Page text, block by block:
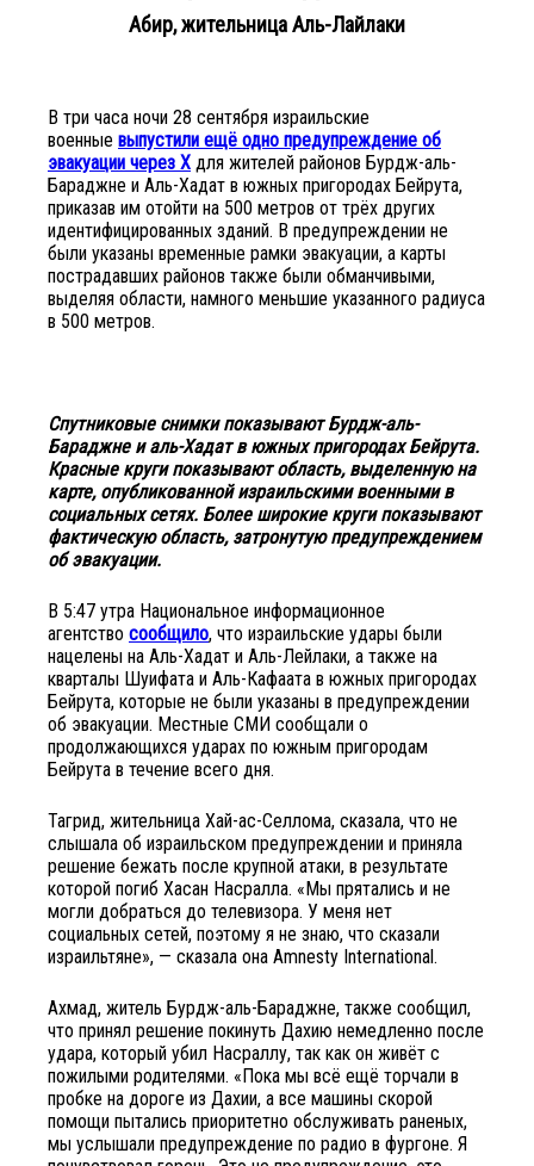
Абир, жительница Аль-Лайлаки
В три часа ночи 28 сентября израильские
военные выпустили ещё одно предупреждение об
эвакуации через X для жителей районов Бурдж-аль-
Бараджне и Аль-Хадат в южных пригородах Бейрута,
приказав им отойти на 500 метров от трёх других
идентифицированных зданий. В предупреждении не
были указаны временные рамки эвакуации, а карты
пострадавших районов также были обманчивыми,
выделяя области, намного меньшие указанного радиуса
в 500 метров.
Спутниковые снимки показывают Бурдж-аль-
Бараджне и аль-Хадат в южных пригородах Бейрута.
Красные круги показывают область, выделенную на
карте, опубликованной израильскими военными в
социальных сетях. Более широкие круги показывают
фактическую область, затронутую предупреждением
об эвакуации.
В 5:47 утра Национальное информационное
агентство сообщило, что израильские удары были
нацелены на Аль-Хадат и Аль-Лейлаки, а также на
кварталы Шуифата и Аль-Кафаата в южных пригородах
Бейрута, которые не были указаны в предупреждении
об эвакуации. Местные СМИ сообщали о
продолжающихся ударах по южным пригородам
Бейрута в течение всего дня.
Тагрид, жительница Хай-ас-Селлома, сказала, что не
слышала об израильском предупреждении и приняла
решение бежать после крупной атаки, в результате
которой погиб Хасан Насралла. «Мы прятались и не
могли добраться до телевизора. У меня нет
социальных сетей, поэтому я не знаю, что сказали
израильтяне», — сказала она Amnesty International.
Ахмад, житель Бурдж-аль-Бараджне, также сообщил,
что принял решение покинуть Дахию немедленно после
удара, который убил Насраллу, так как он живёт с
пожилыми родителями. «Пока мы всё ещё торчали в
пробке на дороге из Дахии, а все машины скорой
помощи пытались приоритетно обслуживать раненых,
мы услышали предупреждение по радио в фургоне. Я